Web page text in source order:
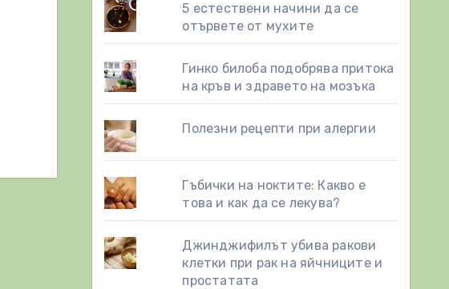
5 естествени начини да се
отървете от мухите
Гинко билоба подобрява притока
на кръв и здравето на мозъка
Полезни рецепти при алергии
Гъбички на ноктите: Какво е
това и как да се лекува?
Джинджифилът убива ракови
клетки при рак на яйчниците и
простатата